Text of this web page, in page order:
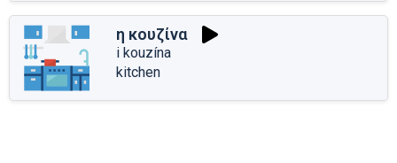
η κουζίνα
i kouzína
kitchen